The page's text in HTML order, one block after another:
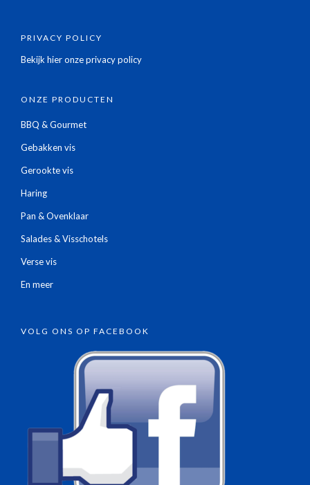
PRIVACY POLICY
Bekijk hier onze privacy policy
ONZE PRODUCTEN
BBQ & Gourmet
Gebakken vis
Gerookte vis
Haring
Pan & Ovenklaar
Salades & Visschotels
Verse vis
En meer
VOLG ONS OP FACEBOOK